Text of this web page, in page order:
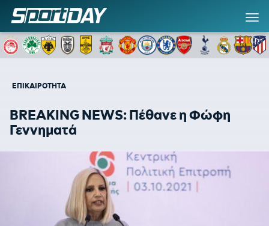
ΕΠΙΚΑΙΡΟΤΗΤΑ
BREAKING NEWS: Πέθανε η Φώφη
Γεννηματά